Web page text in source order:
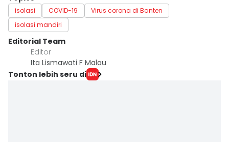
isolasi COVID-19
Virus corona di Banten
isolasi mandiri
Editorial Team
Editor
Ita Lismawati F Malau
Tonton lebih seru di